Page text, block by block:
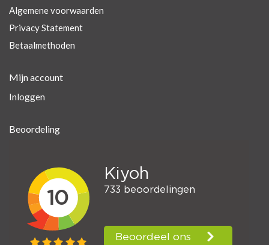
Algemene voorwaarden
Privacy Statement
Betaalmethoden
Mijn account
Inloggen
Beoordeling